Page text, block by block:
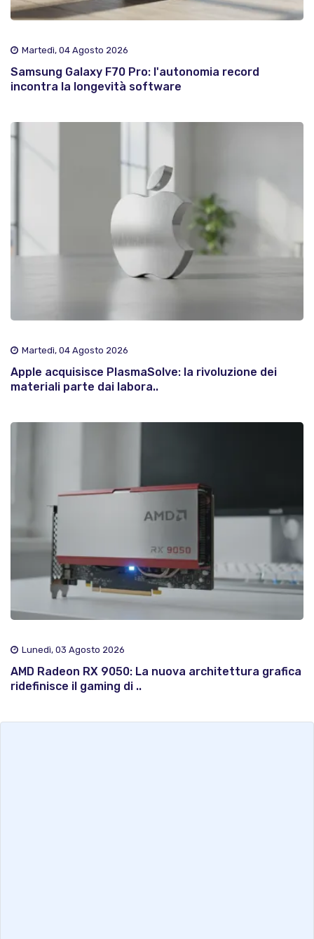
Martedì, 04 Agosto 2026
Samsung Galaxy F70 Pro: l'autonomia record
incontra la longevità software
Martedì, 04 Agosto 2026
Apple acquisisce PlasmaSolve: la rivoluzione dei
materiali parte dai labora..
Lunedì, 03 Agosto 2026
AMD Radeon RX 9050: La nuova architettura grafica
ridefinisce il gaming di ..